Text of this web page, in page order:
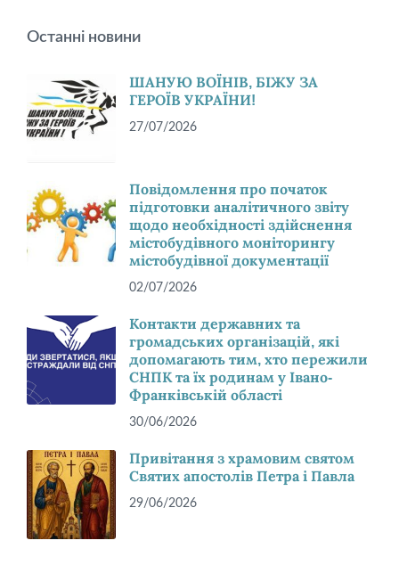
Останні новини
ШАНУЮ ВОЇНІВ, БІЖУ ЗА
ГЕРОЇВ УКРАЇНИ!
27/07/2026
Повідомлення про початок
підготовки аналітичного звіту
щодо необхідності здійснення
містобудівного моніторингу
містобудівної документації
02/07/2026
Контакти державних та
громадських організацій, які
допомагають тим, хто пережили
СНПК та їх родинам у Івано-
Франківській області
30/06/2026
Привітання з храмовим святом
Святих апостолів Петра і Павла
29/06/2026